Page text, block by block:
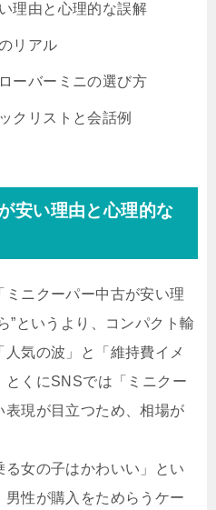
理由と心理的な誤解
リアル
ーバーミニの選び方
クリストと会話例
安い理由と心理的な
ミニクーパー中古が安い理
”というより、コンパクト輸
気の波」と「維持費イメ
とくにSNSでは「ミニクー
現が目立つため、相場が
女の子はかわいい」とい
男性が購入をためらうケー